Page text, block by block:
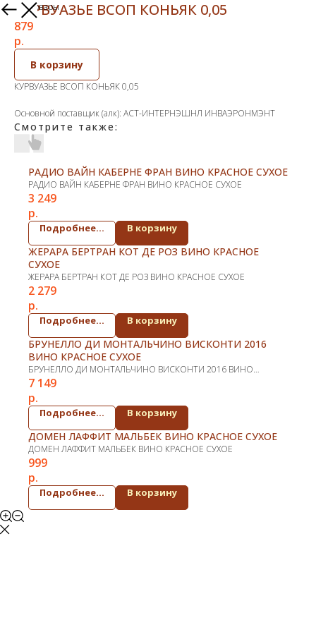
Другие товары
КУРВУАЗЬЕ ВСОП КОНЬЯК 0,05
879
р.
В корзину
КУРВУАЗЬЕ ВСОП КОНЬЯК 0,05
Основной поставщик (алк): АСТ-ИНТЕРНЭШНЛ ИНВАЭРОНМЭНТ
Смотрите также:
РАДИО ВАЙН КАБЕРНЕ ФРАН ВИНО КРАСНОЕ СУХОЕ
РАДИО ВАЙН КАБЕРНЕ ФРАН ВИНО КРАСНОЕ СУХОЕ
3 249
р.
Подробнее... В корзину
ЖЕРАРА БЕРТРАН КОТ ДЕ РОЗ ВИНО КРАСНОЕ
СУХОЕ
ЖЕРАРА БЕРТРАН КОТ ДЕ РОЗ ВИНО КРАСНОЕ СУХОЕ
2 279
р.
Подробнее... В корзину
БРУНЕЛЛО ДИ МОНТАЛЬЧИНО ВИСКОНТИ 2016
ВИНО КРАСНОЕ СУХОЕ
БРУНЕЛЛО ДИ МОНТАЛЬЧИНО ВИСКОНТИ 2016 ВИНО
КРАСНОЕ СУХОЕ
7 149
р.
Подробнее... В корзину
ДОМЕН ЛАФФИТ МАЛЬБЕК ВИНО КРАСНОЕ СУХОЕ
ДОМЕН ЛАФФИТ МАЛЬБЕК ВИНО КРАСНОЕ СУХОЕ
999
р.
Подробнее... В корзину